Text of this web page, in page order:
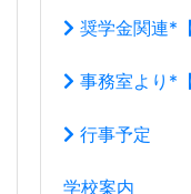
奨学金関連*
事務室より*
行事予定
学校案内